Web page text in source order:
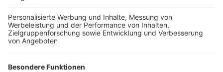
TOP-PARTNER